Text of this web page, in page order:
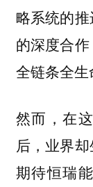
略系统的
的深度合
全链条全生
然而，在
后，业界
期待恒瑞